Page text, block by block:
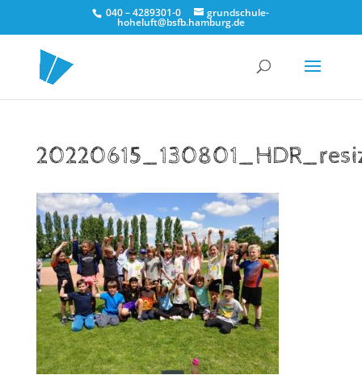
040 – 4289301-0 grundschule-
hoheluft@bsfb.hamburg.de